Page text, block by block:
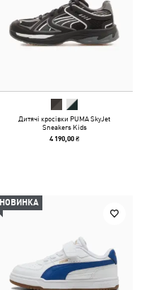
Дитячі кросівки PUMA SkyJet
Sneakers Kids
4 190,00 ₴
НОВИНКА